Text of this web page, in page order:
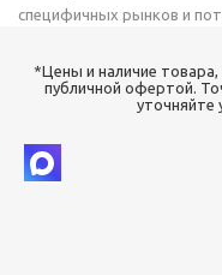
специфичных рынков и
*Цены и наличие товара,
публичной офертой.
уточняйте